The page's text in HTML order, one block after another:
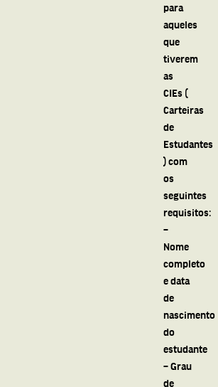
para
aqueles
que
tiverem
as
CIEs (
Carteiras
de
Estudantes
) com
os
seguintes
requisitos:
–
Nome
completo
e data
de
nascimento
do
estudante
– Grau
de